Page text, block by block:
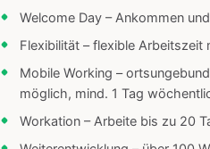
Welcome Day – Ankommen
Flexibilität – flexible Arbeitszeit
Mobile Working –
möglich, mind. 1 Tag
Workation – Arbeite bis zu 20